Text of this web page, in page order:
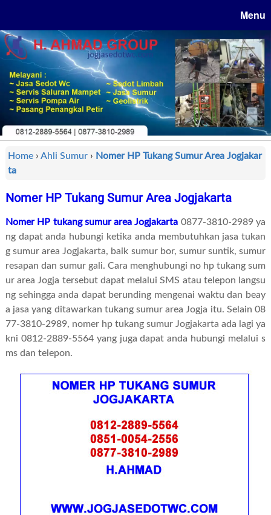
Menu
Home › Ahli Sumur › Nomer HP Tukang Sumur Area Jogjakar
ta
Nomer HP Tukang Sumur Area Jogjakarta
Nomer HP tukang sumur area Jogjakarta 0877-3810-2989 ya
ng dapat anda hubungi ketika anda membutuhkan jasa tukan
g sumur area Jogjakarta, baik sumur bor, sumur suntik, sumur
resapan dan sumur gali. Cara menghubungi no hp tukang sum
ur area Jogja tersebut dapat melalui SMS atau telepon langsu
ng sehingga anda dapat berunding mengenai waktu dan beay
a jasa yang ditawarkan tukang sumur area Jogja itu. Selain 08
77-3810-2989, nomer hp tukang sumur Jogjakarta ada lagi ya
kni 0812-2889-5564 yang juga dapat anda hubungi melalui s
ms dan telepon.